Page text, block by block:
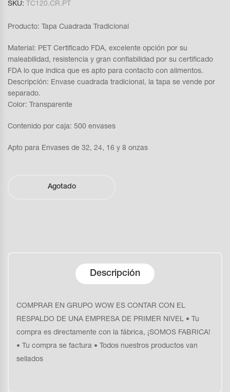
SKU: TC120.CR.PT
Producto: Tapa Cuadrada Tradicional
Material: PET Certificado FDA, excelente opción por su
maleabilidad, resistencia y gran confiabilidad por su certificado
FDA lo que indica que es apto para contacto con alimentos.
Descripción: Envase cuadrada tradicional, la tapa se vende por
separado.
Color: Transparente
Contenido por caja: 500 envases
Apto para Envases de 32, 24, 16 y 8 onzas
Agotado
Descripción
COMPRAR EN GRUPO WOW ES CONTAR CON EL
RESPALDO DE UNA EMPRESA DE PRIMER NIVEL • Tu
compra es directamente con la fábrica, ¡SOMOS FABRICA!
• Tu compra se factura • Todos nuestros productos van
sellados